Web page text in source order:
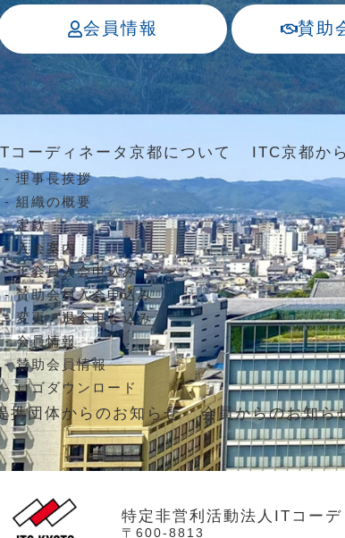
会員情報 賛助
コーディネータ京都について
理事長挨拶
組織の概要
定款
入会案内
正会員入会申込み
賛助会員入会申込み
変更・退会申し込み
会員情報
賛助会員情報
ロゴダウンロード
ITC京都か
携団体からのお知らせ 会員からのお知ら
特定非営利活動法人ITコー
〒600-8813